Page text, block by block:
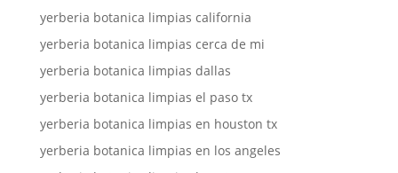
yerberia botanica limpias california
yerberia botanica limpias cerca de mi
yerberia botanica limpias dallas
yerberia botanica limpias el paso tx
yerberia botanica limpias en houston tx
yerberia botanica limpias en los angeles